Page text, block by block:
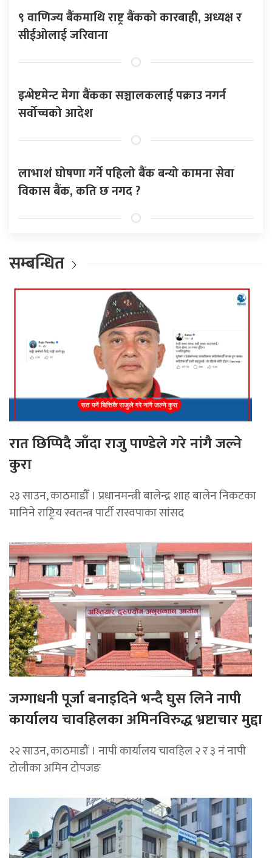
९ वाणिज्य बैंकमाथि राष्ट्र बैंकको कारबाही, अध्यक्ष र
सीईओलाई जरिवाना
इन्भेष्टमेन्ट मेगा बैंकका सञ्चालकलाई पक्राउ नगर्न
सर्वोच्चको आदेश
लाभाशं घोषणा गर्ने पहिलो बैंक बन्यो कामना सेवा
विकास बैंक, कति छ नगद ?
सम्बन्धित
रात छिप्पिदै जाँदा राजु पाण्डेले गरे नांगै जल्ने
कुरा
२३ साउन, काठमाडौँ । प्रधानमन्त्री बालेन्द्र शाह बालेन निकटका
मानिने राष्ट्रिय स्वतन्त्र पार्टी रास्वपाका सांसद
जग्गाधनी पूर्जा बनाइदिने भन्दै घुस लिने नापी
कार्यालय चावहिलका अमिनविरुद्ध भ्रष्टाचार मुद्दा
२२ साउन, काठमाडौं । नापी कार्यालय चावहिल २ र ३ नं नापी
टोलीका अमिन टोपजङ